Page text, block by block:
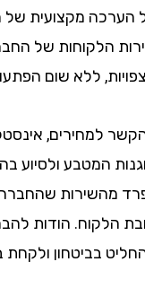
מקצועית של
של החברה
ללא שום הפתעות
המטבע ולסיוע
שהחברה
הודות להבהרה
בביטחון ולקחת